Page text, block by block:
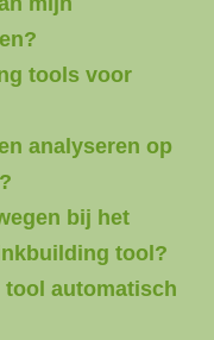
tools voor
analyseren op
bij het
tool?
automatisch